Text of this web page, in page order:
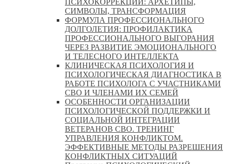
ПСИХОКОРРЕКЦИИ: АРХЕТИПЫ,
СИМВОЛЫ, ТРАНСФОРМАЦИЯ
ФОРМУЛА ПРОФЕССИОНАЛЬНОГО
ДОЛГОЛЕТИЯ: ПРОФИЛАКТИКА
ПРОФЕССИОНАЛЬНОГО ВЫГОРАНИЯ
ЧЕРЕЗ РАЗВИТИЕ ЭМОЦИОНАЛЬНОГО
И ТЕЛЕСНОГО ИНТЕЛЛЕКТА
КЛИНИЧЕСКАЯ ПСИХОЛОГИЯ И
ПСИХОЛОГИЧЕСКАЯ ДИАГНОСТИКА В
РАБОТЕ ПСИХОЛОГА С УЧАСТНИКАМИ
СВО И ЧЛЕНАМИ ИХ СЕМЕЙ
ОСОБЕННОСТИ ОРГАНИЗАЦИИ
ПСИХОЛОГИЧЕСКОЙ ПОДДЕРЖКИ И
СОЦИАЛЬНОЙ ИНТЕГРАЦИИ
ВЕТЕРАНОВ СВО. ТРЕНИНГ
УПРАВЛЕНИЯ КОНФЛИКТОМ.
ЭФФЕКТИВНЫЕ МЕТОДЫ РАЗРЕШЕНИЯ
КОНФЛИКТНЫХ СИТУАЦИЙ